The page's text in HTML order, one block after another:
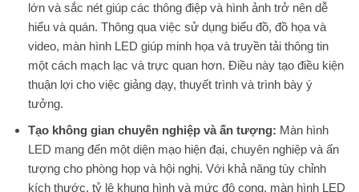
lớn và sắc nét giúp các thông điệp và hình ảnh trở nên dễ
hiểu và quán. Thông qua việc sử dụng biểu đồ, đồ họa và
video, màn hình LED giúp minh họa và truyền tải thông tin
một cách mạch lạc và trực quan hơn. Điều này tạo điều kiện
thuận lợi cho việc giảng dạy, thuyết trình và trình bày ý
tưởng.
Tạo không gian chuyên nghiệp và ấn tượng: Màn hình
LED mang đến một diện mạo hiện đại, chuyên nghiệp và ấn
tượng cho phòng họp và hội nghị. Với khả năng tùy chỉnh
kích thước, tỷ lệ khung hình và mức độ cong, màn hình LED